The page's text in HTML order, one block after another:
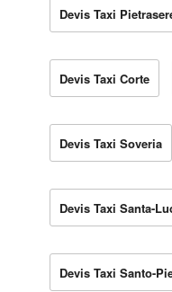
Devis Taxi
Devis Taxi Corte
Devis Taxi Soveria
Devis Taxi Santa-
Devis Taxi Santo-